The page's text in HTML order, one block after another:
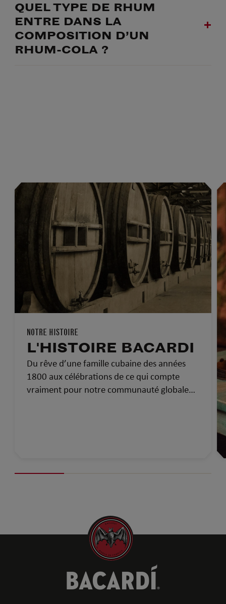
QUEL TYPE DE RHUM
ENTRE DANS LA
COMPOSITION D’UN
RHUM-COLA ?
NOTRE HISTOIRE
L'HISTOIRE BACARDI
Du rêve d’une famille cubaine des années
1800 aux célébrations de ce qui compte
vraiment pour notre communauté globale